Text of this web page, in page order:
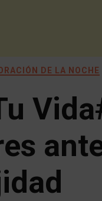
DE LA NOCHE